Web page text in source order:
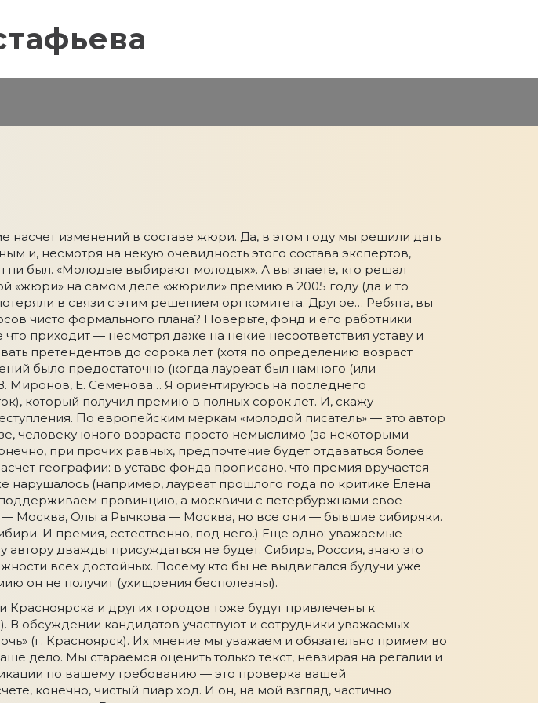
изменений в составе жюри. Да, в этом году мы решили дать
и, несмотря на некую очевидность этого состава экспертов,
был. «Молодые выбирают молодых». А вы знаете, кто решал
«жюри» на самом деле «жюрили» премию в 2005 году (да и то
в связи с этим решением оргкомитета. Другое… Ребята, вы
чисто формального плана? Поверьте, фонд и его работники
приходит — несмотря даже на некие несоответствия уставу и
претендентов до сорока лет (хотя по определению возраст
было предостаточно (когда лауреат был намного (или
Миронов, Е. Семенова… Я ориентируюсь на последнего
который получил премию в полных сорок лет. И, скажу
По европейским меркам «молодой писатель» — это автор
человеку юного возраста просто немыслимо (за некоторыми
при прочих равных, предпочтение будет отдаваться более
географии: в уставе фонда прописано, что премия вручается
нарушалось (например, лауреат прошлого года по критике Елена
провинцию, а москвичи с петербуржцами свое
Москва, Ольга Рычкова — Москва, но все они — бывшие сибиряки.
И премия, естественно, под него.) Еще одно: уважаемые
дважды присуждаться не будет. Сибирь, Россия, знаю это
всех достойных. Посему кто бы не выдвигался будучи уже
он не получит (ухищрения бесполезны).
Красноярска и других городов тоже будут привлечены к
обсуждении кандидатов участвуют и сотрудники уважаемых
(г. Красноярск). Их мнение мы уважаем и обязательно примем во
дело. Мы стараемся оценить только текст, невзирая на регалии и
по вашему требованию — это проверка вашей
конечно, чистый пиар ход. И он, на мой взгляд, частично